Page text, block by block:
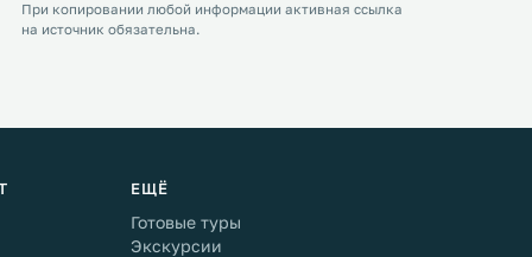
При копировании любой информации активная ссылка
на источник обязательна.
ЕЩЁ
Готовые туры
Экскурсии